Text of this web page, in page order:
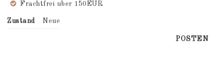
Frachtfrei uber 150EUR
Zustand Neue
POSTEN